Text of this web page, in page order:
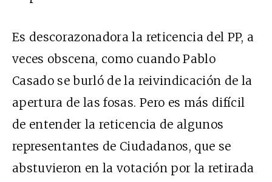
Es descorazonadora la reticencia del PP, a
veces obscena, como cuando Pablo
Casado se burló de la reivindicación de la
apertura de las fosas. Pero es más difícil
de entender la reticencia de algunos
representantes de Ciudadanos, que se
abstuvieron en la votación por la retirada